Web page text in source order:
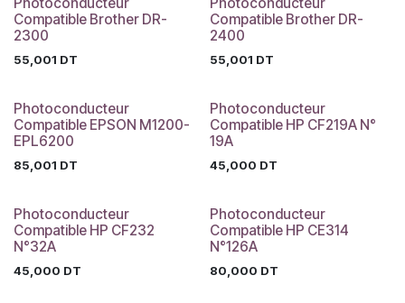
Compatible Brother DR-
2300
55,001 DT
Compatible Brother DR-
2400
55,001 DT
Photoconducteur
Compatible EPSON M1200-
EPL6200
85,001 DT
Photoconducteur
Compatible HP CF219A N°
19A
45,000 DT
Photoconducteur
Compatible HP CF232
N°32A
45,000 DT
Photoconducteur
Compatible HP CE314
N°126A
80,000 DT